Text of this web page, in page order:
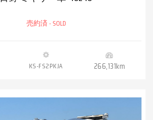
売約済 - SOLD
KS-FS2PKJA 266,131km